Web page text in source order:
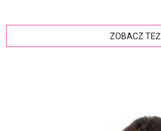
ZOBACZ TEŻ